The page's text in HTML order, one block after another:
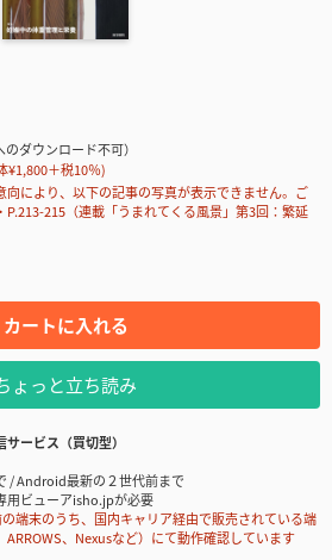
ダウンロード不可）
¥1,800＋税10％)
向により、以下の記事の写真が表示できません。ご
215（連載「うまれてくる風景」第3回：繁延
カートに入れる
ょっと立ち読み
ービス（買切型）
/ Android最新の２世代前まで
用ビューアisho.jpが必要
末のうち、国内キャリア経由で販売されている端
ARROWS、Nexusなど）にて動作確認しています